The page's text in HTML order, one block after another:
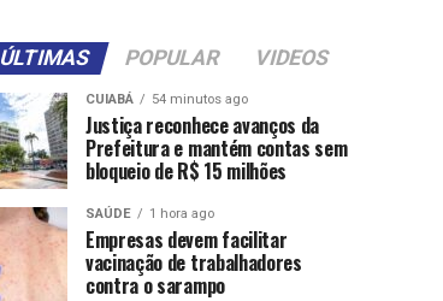
ÚLTIMAS POPULAR VIDEOS
CUIABÁ 54 minutos ago
Justiça reconhece avanços da
Prefeitura e mantém contas sem
bloqueio de R$ 15 milhões
SAÚDE 1 hora ago
Empresas devem facilitar
vacinação de trabalhadores
contra o sarampo